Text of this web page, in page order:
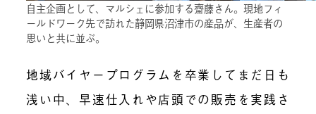
自主企画として、マルシェに参加する齋藤さん。現地フィ
ールドワーク先で訪れた静岡県沼津市の産品が、生産者の
思いと共に並ぶ。
地域バイヤープログラムを卒業してまだ日も
浅い中、早速仕入れや店頭での販売を実践さ